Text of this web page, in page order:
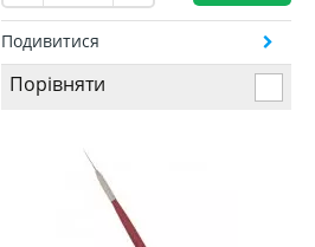
Подивитися
Порівняти